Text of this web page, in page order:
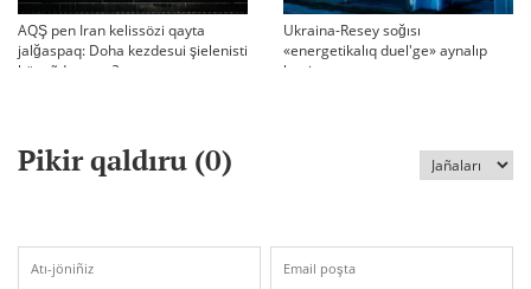
AQŞ pen Iran kelissözi qayta
jalğaspaq: Doha kezdesui şielenisti
bäseñdete me?
Ukraina-Resey soğısı
«energetikalıq duel'ge» aynalıp
ketti
Pikir qaldıru (0)